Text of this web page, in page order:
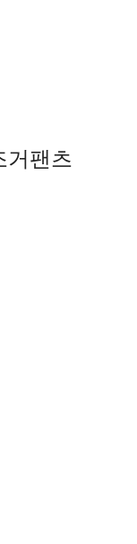
거팬츠